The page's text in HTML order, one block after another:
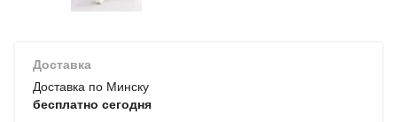
Доставка
Доставка по Минску
бесплатно сегодня